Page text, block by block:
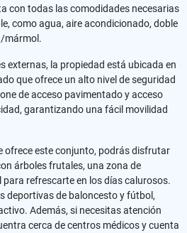
con todas las comodidades necesarias
como agua, aire acondicionado, doble
mármol.
externas, la propiedad está ubicada en
que ofrece un alto nivel de seguridad
de acceso pavimentado y acceso
garantizando una fácil movilidad
ofrece este conjunto, podrás disfrutar
árboles frutales, una zona de
refrescarte en los días calurosos.
deportivas de baloncesto y fútbol,
Además, si necesitas atención
cerca de centros médicos y cuenta